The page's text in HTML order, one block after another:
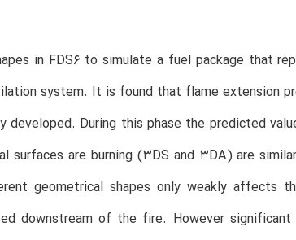
in FDS6 to simulate a fuel package that
system. It is found that flame extension
During this phase the predicted
surfaces are burning (3DS and 3DA) are
geometrical shapes only weakly affects
downstream of the fire. However significant